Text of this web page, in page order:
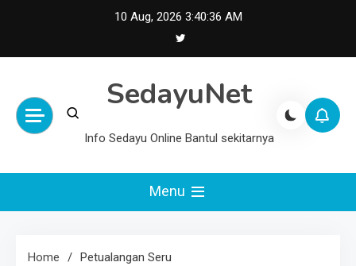
10 Aug, 2026 3:40:36 AM
SedayuNet
Info Sedayu Online Bantul sekitarnya
Menu
Home Petualangan Seru